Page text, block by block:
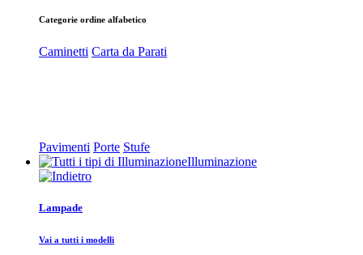
Categorie ordine alfabetico
Caminetti Carta da Parati
Pavimenti Porte Stufe
Illuminazione
Lampade
Vai a tutti i modelli